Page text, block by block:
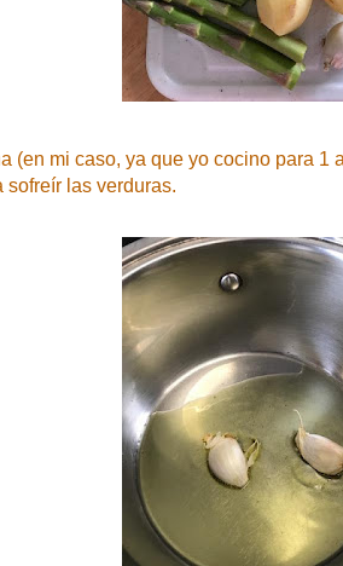
(en mi caso, ya que yo cocino para 1
sofreír las verduras.